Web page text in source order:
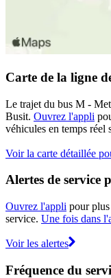
Carte de la ligne
Le trajet du bus M -
Busit. Ouvrez l'appli
véhicules en temps réel
Voir la carte détaillée
Alertes de service
Ouvrez l'appli pour
service. Une fois dans
Voir les alertes
Fréquence du